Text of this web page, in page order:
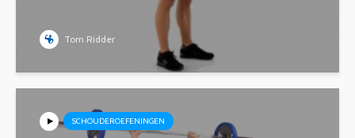
Tom Ridder
SCHOUDEROEFENINGEN